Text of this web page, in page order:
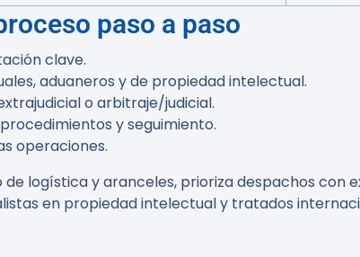
paso a paso
clave.
aduaneros y de propiedad intelectual.
o arbitraje/judicial.
y seguimiento.
operaciones.
logística y aranceles, prioriza despachos con
en propiedad intelectual y tratados